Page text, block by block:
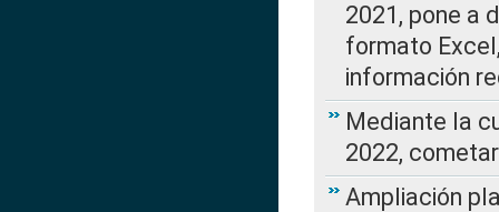
2021, pone a
formato
información
Mediante la
2022,
Ampliación